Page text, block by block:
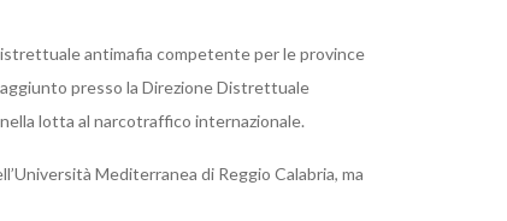
antimafia competente per le province
presso la Direzione Distrettuale
lotta al narcotraffico internazionale.
Mediterranea di Reggio Calabria, ma